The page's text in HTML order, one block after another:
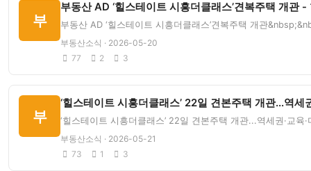
부
부동산 AD ‘힐스테이트 시흥더클래스’견복주택 개관 -
부동산 AD ‘힐스테이트 시흥더클래스’견복주택 개관
부동산소식 · 2026-05-20
77
2 3
부
‘힐스테이트 시흥더클래스’ 22일 견본주택 개관...역세
‘힐스테이트 시흥더클래스’ 22일 견본주택 개관...역세권·교
부동산소식 · 2026-05-21
73
1 3